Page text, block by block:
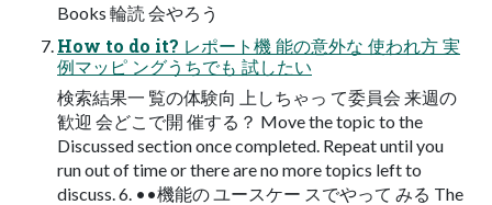
Books 輪読 会やろう
How to do it? レポート機 能の意外な 使われ方 実
例マッピ ングうちでも 試したい
検索結果一 覧の体験向 上しちゃっ て委員会 来週の
歓迎 会どこで開 催する？ Move the topic to the
Discussed section once completed. Repeat until you
run out of time or there are no more topics left to
discuss. 6. ••機能の ユースケー スでやって みる The